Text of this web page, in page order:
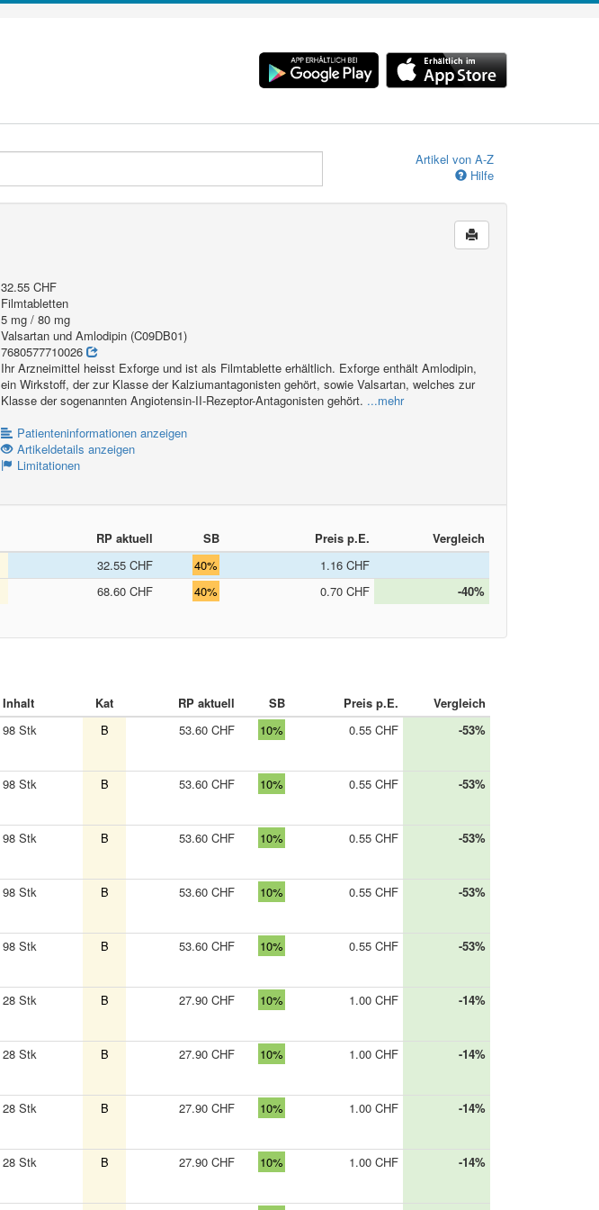
Artikel von A-Z
Hilfe
32.55 CHF
Filmtabletten
5 mg / 80 mg
Valsartan und Amlodipin (C09DB01)
7680577710026
Ihr Arzneimittel heisst Exforge und ist als Filmtablette erhältlich. Exforge enthält Amlodipin,
ein Wirkstoff, der zur Klasse der Kalziumantagonisten gehört, sowie Valsartan, welches zur
Klasse der sogenannten Angiotensin-II-Rezeptor-Antagonisten gehört. ...mehr
Patienteninformationen anzeigen
Artikeldetails anzeigen
Limitationen
RP aktuell SB Preis p.E.
Vergleich
32.55 CHF 40%
1.16 CHF
68.60 CHF 40% 0.70 CHF -40%
Inhalt Kat RP aktuell SB Preis p.E. Vergleich
98 Stk B 53.60 CHF 10% 0.55 CHF -53%
98 Stk B 53.60 CHF 10% 0.55 CHF -53%
98 Stk B 53.60 CHF 10% 0.55 CHF -53%
98 Stk B 53.60 CHF 10% 0.55 CHF -53%
98 Stk B 53.60 CHF 10% 0.55 CHF -53%
28 Stk B 27.90 CHF 10% 1.00 CHF -14%
28 Stk B 27.90 CHF 10% 1.00 CHF -14%
28 Stk B 27.90 CHF 10% 1.00 CHF -14%
28 Stk B 27.90 CHF 10% 1.00 CHF -14%